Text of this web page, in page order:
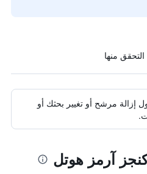
إزالة مرشح أو تغيير بحثك أو
آرمز هوتل